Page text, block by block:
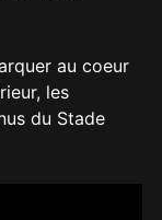
au coeur
les
du Stade